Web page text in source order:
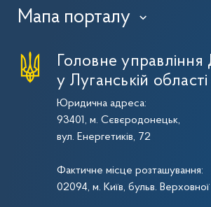
Мапа порталу ›
Головне
у Луганській області
Юридична адреса:
93401, м. Сєвєродонецьк,
вул. Енергетиків, 72
Фактичне місце розташування:
02094, м. Київ, бульв.